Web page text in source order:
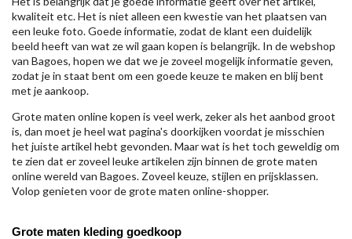
kwaliteit etc. Het is niet alleen een kwestie van het plaatsen van
een leuke foto. Goede informatie, zodat de klant een duidelijk
beeld heeft van wat ze wil gaan kopen is belangrijk. In de webshop
van Bagoes, hopen we dat we je zoveel mogelijk informatie geven,
zodat je in staat bent om een goede keuze te maken en blij bent
met je aankoop.
Grote maten online kopen is veel werk, zeker als het aanbod groot
is, dan moet je heel wat pagina's doorkijken voordat je misschien
het juiste artikel hebt gevonden. Maar wat is het toch geweldig om
te zien dat er zoveel leuke artikelen zijn binnen de grote maten
online wereld van Bagoes. Zoveel keuze, stijlen en prijsklassen.
Volop genieten voor de grote maten online-shopper.
Grote maten kleding goedkoop